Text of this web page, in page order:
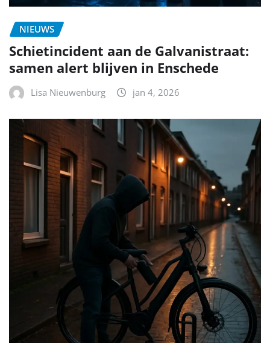
NIEUWS
Schietincident aan de Galvanistraat:
samen alert blijven in Enschede
Lisa Nieuwenburg jan 4, 2026